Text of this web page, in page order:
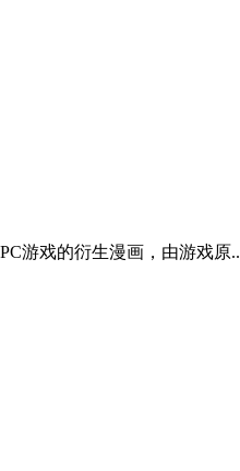
游戏的衍生漫画，由游戏原